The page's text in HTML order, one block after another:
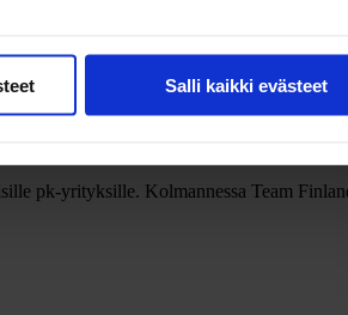
Salli kaikki evästeet
pk-yrityksille. Kolmannessa Team